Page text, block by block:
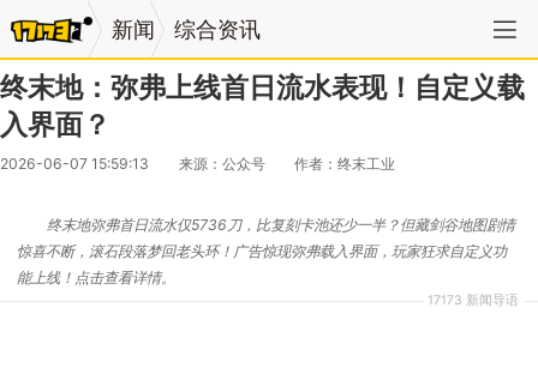
新闻 综合资讯
终末地：弥弗上线首日流水表现！自定义载
入界面？
2026-06-07 15:59:13 来源：公众号 作者：终末工业
17173 新闻导语
终末地弥弗首日流水仅5736刀，比复刻卡池还少一半？但藏剑谷地图剧情
惊喜不断，滚石段落梦回老头环！广告惊现弥弗载入界面，玩家狂求自定义功
能上线！点击查看详情。